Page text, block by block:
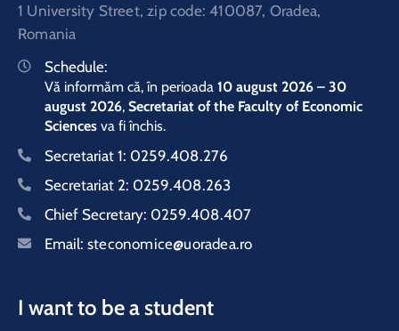
1 University Street, zip code: 410087, Oradea,
Romania
Schedule:
Vă informăm că, în perioada 10 august 2026 – 30
august 2026, Secretariat of the Faculty of Economic
Sciences va fi închis.
Secretariat 1: 0259.408.276
Secretariat 2: 0259.408.263
Chief Secretary: 0259.408.407
Email: steconomice@uoradea.ro
I want to be a student